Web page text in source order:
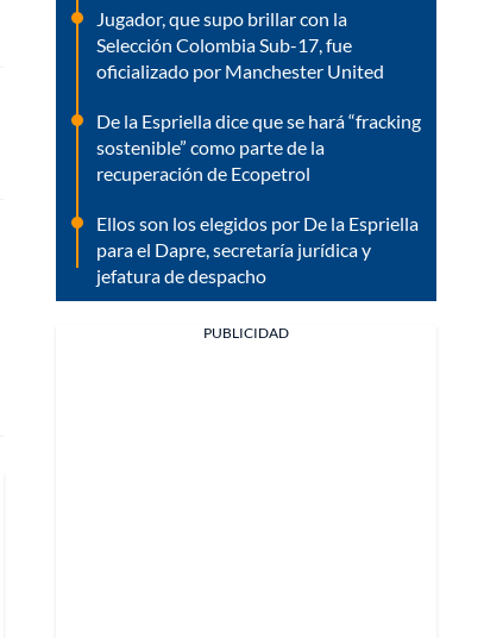
Jugador, que supo brillar con la
Selección Colombia Sub-17, fue
oficializado por Manchester United
De la Espriella dice que se hará “fracking
sostenible” como parte de la
recuperación de Ecopetrol
Ellos son los elegidos por De la Espriella
para el Dapre, secretaría jurídica y
jefatura de despacho
PUBLICIDAD